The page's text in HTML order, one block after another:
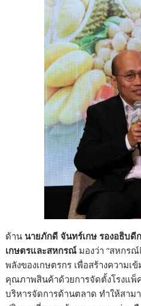
ด้าน นายภักดี จันทร์เกษ รองอธิบดี
เกษตรและสหกรณ์ มองว่า “สหกร
พลังของเกษตรกร เพื่อสร้างความเ
คุณภาพสินค้าด้วยการจัดตั้งโรงแพ็
บริหารจัดการด้านตลาด ทำให้สาม